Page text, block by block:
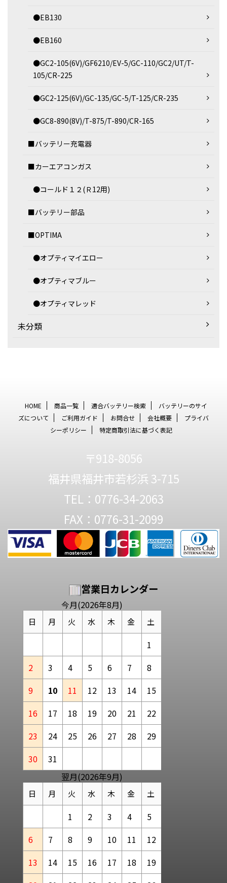
●EB130
●EB160
●GC2-105(6V)/GF6210/EV-5/GC-110/GC2/UT/T-
105/CR-225
●GC2-125(6V)/GC-135/GC-5/T-125/CR-235
●GC8-890(8V)/T-875/T-890/CR-165
■バッテリー充電器
■カーエアコンガス
●コールド１２(Ｒ12用)
■バッテリー部品
■OPTIMA
●オプティマイエロー
●オプティマブルー
●オプティマレッド
未分類
HOME 商品一覧 適合バッテリー検索
バッテリーのサイ
ズについて
ご利用ガイド お問合せ 会社概要
プライバ
シーポリシー
特定商取引法に基づく表記
〒918-8056
福井県福井市若杉浜 3-715
TEL：0776-34-2063
FAX：0776-31-2099
営業日カレンダー
今月(2026年8月)
日 月 火 水 木 金 土
1
2
3 4 5 6 7
8
9
10 11 12 13 14
15
16
17 18 19 20 21
22
23
24 25 26 27 28
29
30
31
翌月(2026年9月)
日 月 火 水 木 金 土
1 2 3 4
5
6
7 8 9 10 11
12
13
14 15 16 17 18
19